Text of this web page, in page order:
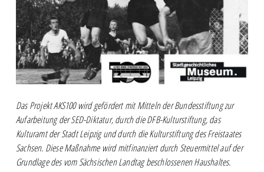
Das Projekt AKS100 wird gefördert mit Mitteln der Bundesstiftung zur
Aufarbeitung der SED-Diktatur, durch die DFB-Kulturstiftung, das
Kulturamt der Stadt Leipzig und durch die Kulturstiftung des Freistaates
Sachsen. Diese Maßnahme wird mitfinanziert durch Steuermittel auf der
Grundlage des vom Sächsischen Landtag beschlossenen Haushaltes.